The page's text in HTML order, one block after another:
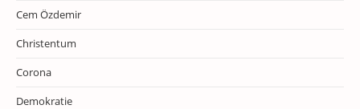
Cem Özdemir
Christentum
Corona
Demokratie